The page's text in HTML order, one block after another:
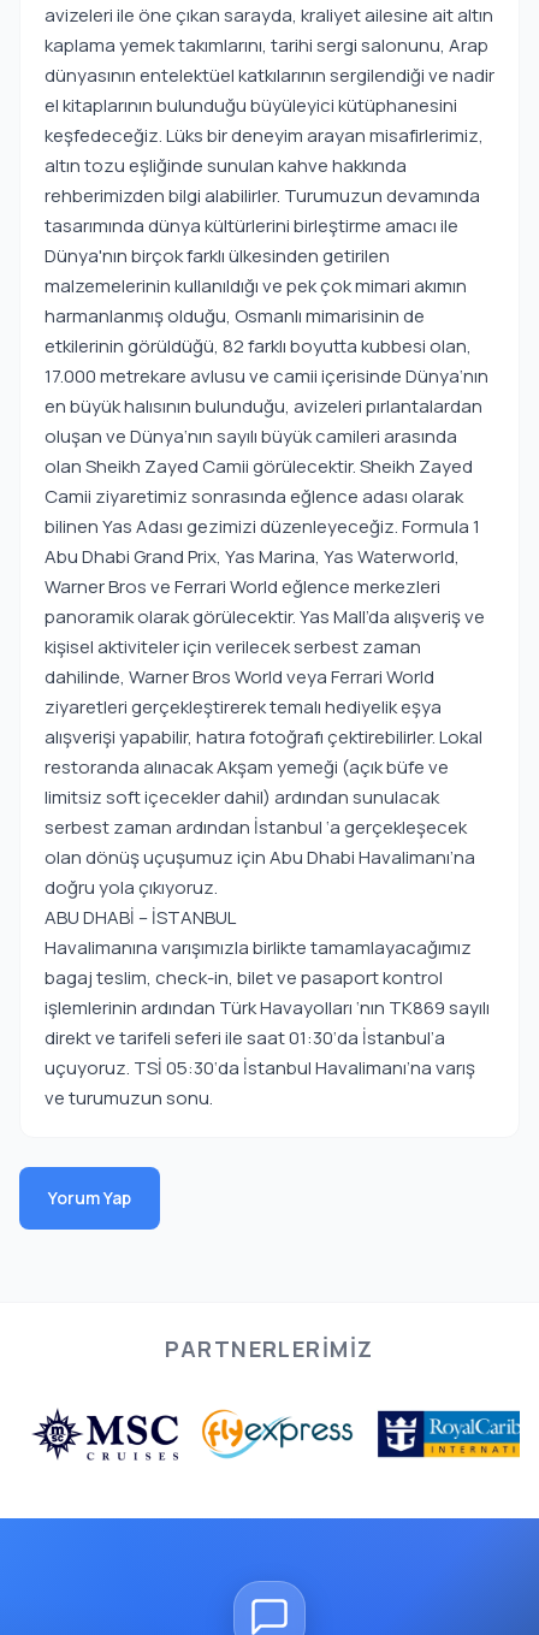
avizeleri ile öne çıkan sarayda, kraliyet ailesine ait altın
kaplama yemek takımlarını, tarihi sergi salonunu, Arap
dünyasının entelektüel katkılarının sergilendiği ve nadir
el kitaplarının bulunduğu büyüleyici kütüphanesini
keşfedeceğiz. Lüks bir deneyim arayan misafirlerimiz,
altın tozu eşliğinde sunulan kahve hakkında
rehberimizden bilgi alabilirler. Turumuzun devamında
tasarımında dünya kültürlerini birleştirme amacı ile
Dünya'nın birçok farklı ülkesinden getirilen
malzemelerinin kullanıldığı ve pek çok mimari akımın
harmanlanmış olduğu, Osmanlı mimarisinin de
etkilerinin görüldüğü, 82 farklı boyutta kubbesi olan,
17.000 metrekare avlusu ve camii içerisinde Dünya‘nın
en büyük halısının bulunduğu, avizeleri pırlantalardan
oluşan ve Dünya‘nın sayılı büyük camileri arasında
olan Sheikh Zayed Camii görülecektir. Sheikh Zayed
Camii ziyaretimiz sonrasında eğlence adası olarak
bilinen Yas Adası gezimizi düzenleyeceğiz. Formula 1
Abu Dhabi Grand Prix, Yas Marina, Yas Waterworld,
Warner Bros ve Ferrari World eğlence merkezleri
panoramik olarak görülecektir. Yas Mall’da alışveriş ve
kişisel aktiviteler için verilecek serbest zaman
dahilinde, Warner Bros World veya Ferrari World
ziyaretleri gerçekleştirerek temalı hediyelik eşya
alışverişi yapabilir, hatıra fotoğrafı çektirebilirler. Lokal
restoranda alınacak Akşam yemeği (açık büfe ve
limitsiz soft içecekler dahil) ardından sunulacak
serbest zaman ardından İstanbul ‘a gerçekleşecek
olan dönüş uçuşumuz için Abu Dhabi Havalimanı’na
doğru yola çıkıyoruz.
ABU DHABİ – İSTANBUL
Havalimanına varışımızla birlikte tamamlayacağımız
bagaj teslim, check-in, bilet ve pasaport kontrol
işlemlerinin ardından Türk Havayolları ‘nın TK869 sayılı
direkt ve tarifeli seferi ile saat 01:30‘da İstanbul’a
uçuyoruz. TSİ 05:30‘da İstanbul Havalimanı’na varış
ve turumuzun sonu.
Yorum Yap
PARTNERLERIMIZ